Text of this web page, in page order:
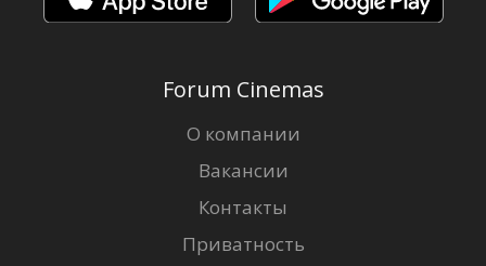
Forum Cinemas
О компании
Вакансии
Контакты
Приватность